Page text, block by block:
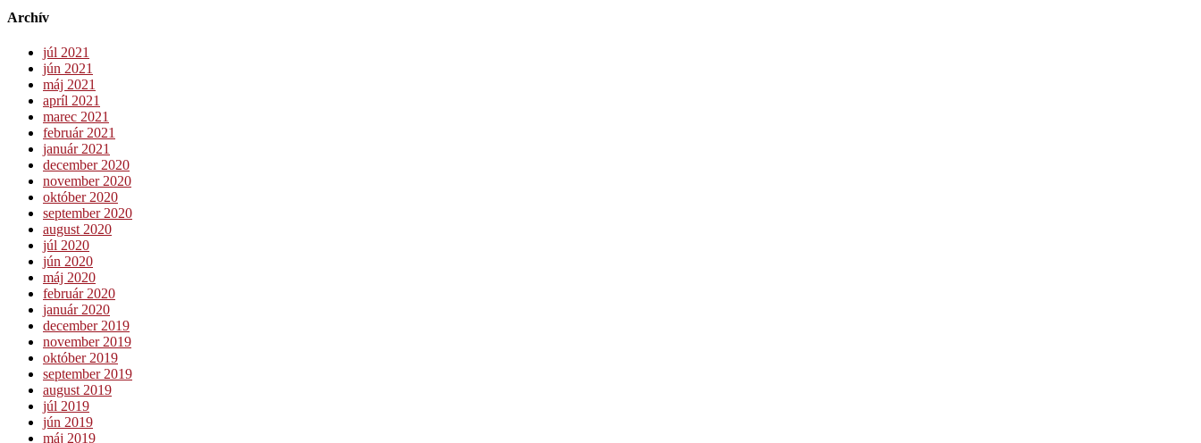
Archív
júl 2021
jún 2021
máj 2021
apríl 2021
marec 2021
február 2021
január 2021
december 2020
november 2020
október 2020
september 2020
august 2020
júl 2020
jún 2020
máj 2020
február 2020
január 2020
december 2019
november 2019
október 2019
september 2019
august 2019
júl 2019
jún 2019
máj 2019